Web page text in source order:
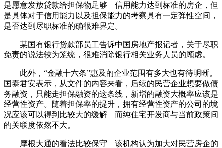
是愿意发放贷款给担保物足够，信用能力达到标准的房企，但
是具体对于信用能力以及担保能力的考察具有一定弹性空间，
是否达到尽职标准的确很难界定。
某国有银行贷款部员工告诉中国房地产报记者，关于尽职
免责的说法较为笼统，很难消除银行相关业务人员的顾虑。
此外，“金融十六条”惠及的企业范围有多大也有待明晰。
国泰君安表示，从文件的内容来看，后续的民营企业想要做债
务融资，只能走担保融资的这条线，新增的融资大概率应该是
经营性资产。随着担保率的提升，拥有经营性资产的公司的境
况应该可以得到比较大的缓解，而纯住宅开发商与当前政策间
的关联度依然不大。
摩根大通的看法比较保守，该机构认为加大对民营房企的